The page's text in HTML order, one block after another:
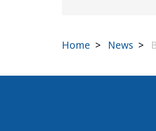
Home > News >